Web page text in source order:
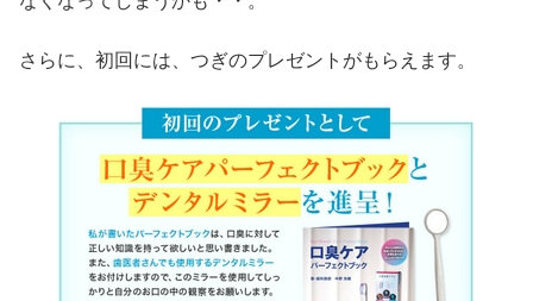
さらに、初回には、つぎのプレゼントがもらえます。